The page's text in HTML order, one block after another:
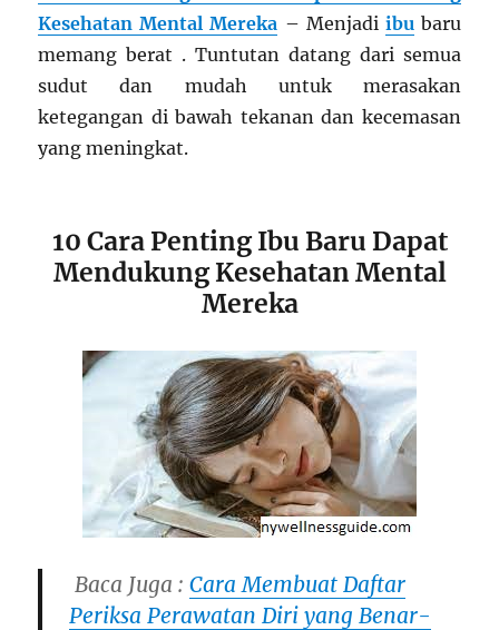
Kesehatan Mental Mereka – Menjadi ibu baru
memang berat . Tuntutan datang dari semua
sudut dan mudah untuk merasakan
ketegangan di bawah tekanan dan kecemasan
yang meningkat.
10 Cara Penting Ibu Baru Dapat
Mendukung Kesehatan Mental
Mereka
Baca Juga :Cara Membuat Daftar
Periksa Perawatan Diri yang Benar-